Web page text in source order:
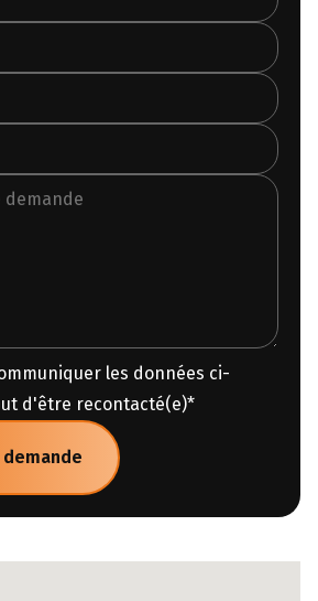
les données ci-
d'être recontacté(e)*